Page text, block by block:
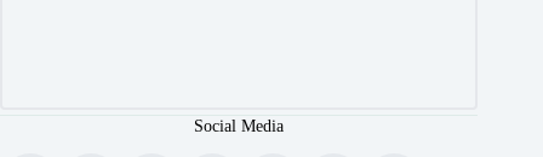
Social Media